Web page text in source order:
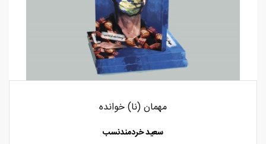
مهمان (نا) خوانده
سعید خردمندنسب